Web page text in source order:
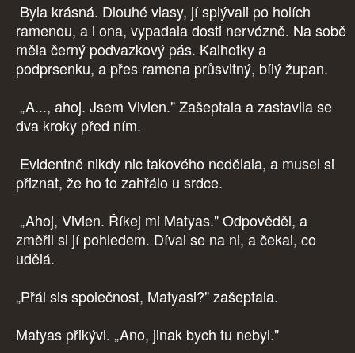
Byla krásná. Dlouhé vlasy, jí splývali po holích
ramenou, a i ona, vypadala dosti nervózně. Na sobě
měla černý podvazkový pás. Kalhotky a
podprsenku, a přes ramena průsvitný, bílý župan.
„A..., ahoj. Jsem Vivien." Zašeptala a zastavila se
dva kroky před ním.
Evidentně nikdy nic takového nedělala, a musel si
přiznat, že ho to zahřálo u srdce.
„Ahoj, Vivien. Říkej mi Matyas." Odpověděl, a
změřil si jí pohledem. Díval se na ni, a čekal, co
udělá.
„Přál sis společnost, Matyasi?" zašeptala.
Matyas přikývl. „Ano, jinak bych tu nebyl."